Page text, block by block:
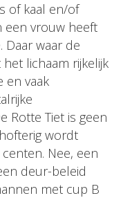
of kaal en/of
een vrouw heeft
Daar waar de
lichaam rijkelijk
en vaak
Rotte Tiet is geen
wordt
Nee, een
deur-beleid
met cup B